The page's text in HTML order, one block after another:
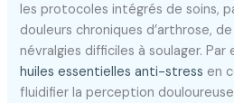
les protocoles intégrés de soins,
douleurs chroniques d’arthrose,
névralgies difficiles à soulager.
huiles essentielles anti-stress en
fluidifier la perception